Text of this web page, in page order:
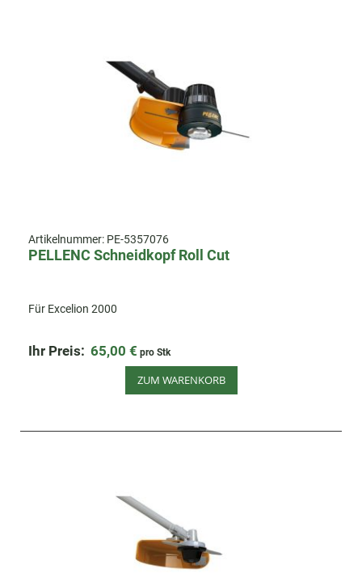
Artikelnummer: PE-5357076
PELLENC Schneidkopf Roll Cut
Für Excelion 2000
Ihr Preis: 65,00 € pro Stk
ZUM WARENKORB